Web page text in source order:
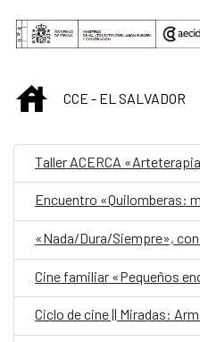
Saltar al contenido principal
INICIOCCE - EL SALVADOR
Encuentro «Quilomberas:
Ciclo de cine || Miradas: